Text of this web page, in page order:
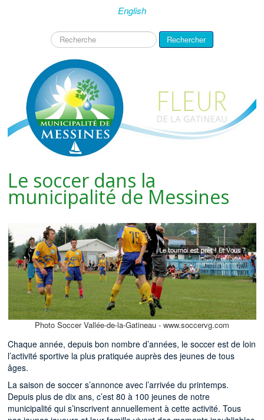
English
Rechercher Rechercher
Le soccer dans la
municipalité de Messines
Photo Soccer Vallée-de-la-Gatineau - www.soccervg.com
Chaque année, depuis bon nombre d’années, le soccer est de loin
l’activité sportive la plus pratiquée auprès des jeunes de tous
âges.
La saison de soccer s’annonce avec l’arrivée du printemps.
Depuis plus de dix ans, c’est 80 à 100 jeunes de notre
municipalité qui s’inscrivent annuellement à cette activité. Tous